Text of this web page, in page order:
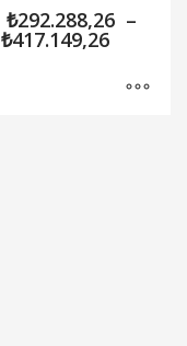
₺292.288,26 –
₺417.149,26